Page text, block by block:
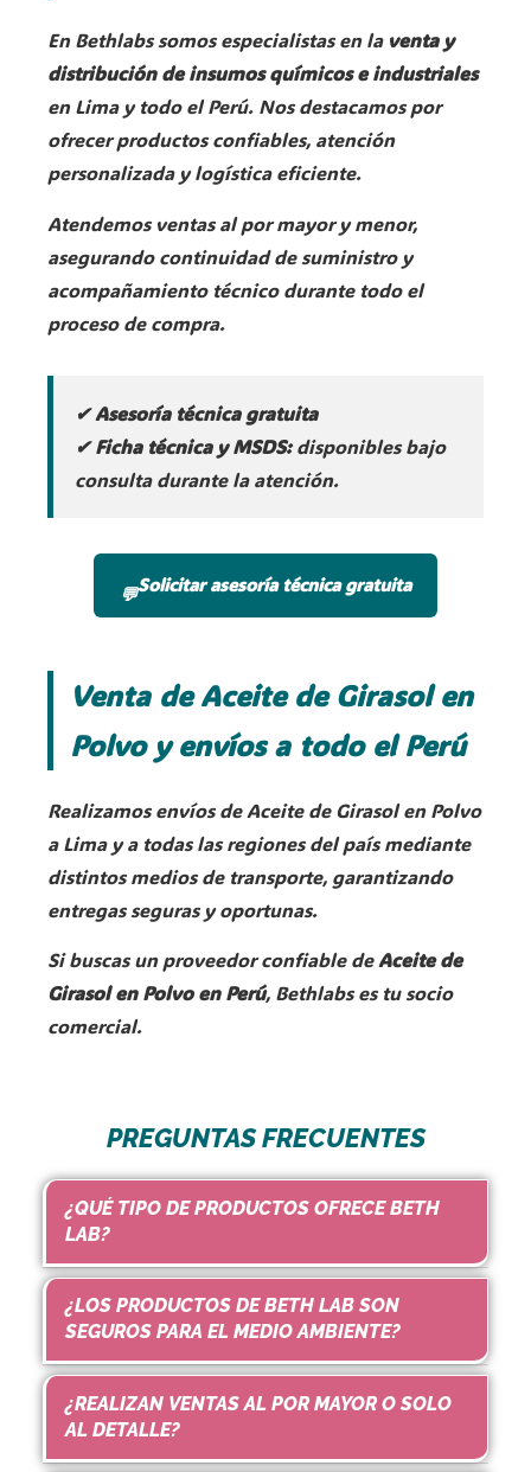
En Bethlabs somos especialistas en la venta y
distribución de insumos químicos e industriales
en Lima y todo el Perú. Nos destacamos por
ofrecer productos confiables, atención
personalizada y logística eficiente.
Atendemos ventas al por mayor y menor,
asegurando continuidad de suministro y
acompañamiento técnico durante todo el
proceso de compra.
✔ Asesoría técnica gratuita
✔ Ficha técnica y MSDS:disponibles bajo
consulta durante la atención.
💬Solicitar asesoría técnica gratuita
Venta de Aceite de Girasol en
Polvo y envíos a todo el Perú
Realizamos envíos de Aceite de Girasol en Polvo
a Lima y a todas las regiones del país mediante
distintos medios de transporte, garantizando
entregas seguras y oportunas.
Si buscas un proveedor confiable deAceite de
Girasol en Polvo en Perú, Bethlabs es tu socio
comercial.
PREGUNTAS FRECUENTES
¿QUÉ TIPO DE PRODUCTOS OFRECE BETH
LAB?
¿LOS PRODUCTOS DE BETH LAB SON
SEGUROS PARA EL MEDIO AMBIENTE?
¿REALIZAN VENTAS AL POR MAYOR O SOLO
AL DETALLE?